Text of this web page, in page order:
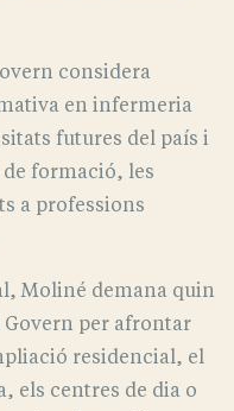
considera
en infermeria
futures del país i
formació, les
a professions
Moliné demana quin
per afrontar
residencial, el
els centres de dia o